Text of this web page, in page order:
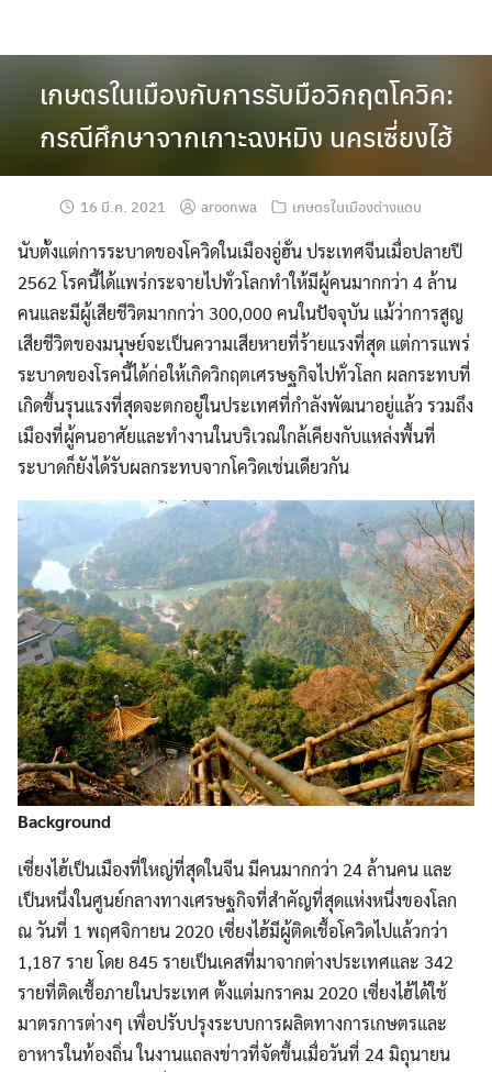
เกษตรในเมืองกับการรับมือวิกฤตโควิค:
กรณีศึกษาจากเกาะฉงหมิง นครเซี่ยงไฮ้
16 มี.ค. 2021 aroonwa เกษตรในเมืองต่างแดน
นับตั้งแต่การระบาดของโควิดในเมืองอู่ฮั่น ประเทศจีนเมื่อปลายปี
2562 โรคนี้ได้แพร่กระจายไปทั่วโลกทำให้มีผู้คนมากกว่า 4 ล้าน
คนและมีผู้เสียชีวิตมากกว่า 300,000 คนในปัจจุบัน แม้ว่าการสูญ
เสียชีวิตของมนุษย์จะเป็นความเสียหายที่ร้ายแรงที่สุด แต่การแพร่
ระบาดของโรคนี้ได้ก่อให้เกิดวิกฤตเศรษฐกิจไปทั่วโลก ผลกระทบที่
เกิดขึ้นรุนแรงที่สุดจะตกอยู่ในประเทศที่กำลังพัฒนาอยู่แล้ว รวมถึง
เมืองที่ผู้คนอาศัยและทำงานในบริเวณใกล้เคียงกับแหล่งพื้นที่
ระบาดก็ยังได้รับผลกระทบจากโควิดเช่นเดียวกัน
Background
เซี่ยงไฮ้เป็นเมืองที่ใหญ่ที่สุดในจีน มีคนมากกว่า 24 ล้านคน และ
เป็นหนึ่งในศูนย์กลางทางเศรษฐกิจที่สำคัญที่สุดแห่งหนึ่งของโลก
ณ วันที่ 1 พฤศจิกายน 2020 เซี่ยงไฮ้มีผู้ติดเชื้อโควิดไปแล้วกว่า
1,187 ราย โดย 845 รายเป็นเคสที่มาจากต่างประเทศและ 342
รายที่ติดเชื้อภายในประเทศ ตั้งแต่มกราคม 2020 เซี่ยงไฮ้ได้ใช้
มาตรการต่างๆ เพื่อปรับปรุงระบบการผลิตทางการเกษตรและ
อาหารในท้องถิ่น ในงานแถลงข่าวที่จัดขึ้นเมื่อวันที่ 24 มิถุนายน